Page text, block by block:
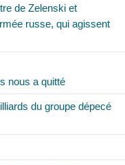
de Zelenski et
russe, qui agissent
nous a quitté
du groupe dépecé